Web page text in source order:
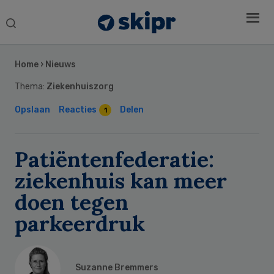
Search
Home › Nieuws
Thema: Ziekenhuiszorg
Opslaan Reacties 1 Delen
Patiëntenfederatie:
ziekenhuis kan meer
doen tegen
parkeerdruk
Suzanne Bremmers
Sidebar